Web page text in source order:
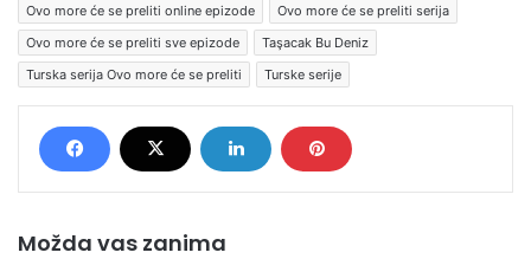
Ovo more će se preliti online epizode
Ovo more će se preliti serija
Ovo more će se preliti sve epizode
Taşacak Bu Deniz
Turska serija Ovo more će se preliti
Turske serije
Možda vas zanima